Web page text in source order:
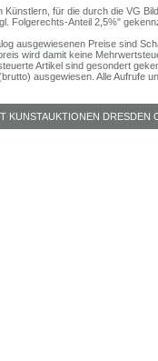
Künstlern, für die durch die VG
Folgerechts-Anteil 2,5%"
ausgewiesenen Preise sind
wird damit keine
Artikel sind gesondert
ausgewiesen. Alle Aufrufe
KUNSTAUKTIONEN DRESDEN